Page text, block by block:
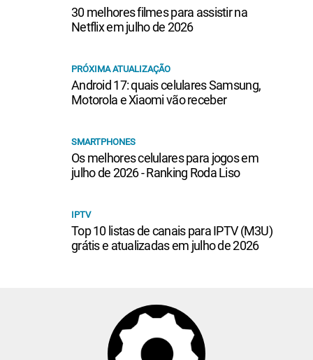
30 melhores filmes para assistir na
Netflix em julho de 2026
PRÓXIMA ATUALIZAÇÃO
Android 17: quais celulares Samsung,
Motorola e Xiaomi vão receber
SMARTPHONES
Os melhores celulares para jogos em
julho de 2026 - Ranking Roda Liso
IPTV
Top 10 listas de canais para IPTV (M3U)
grátis e atualizadas em julho de 2026